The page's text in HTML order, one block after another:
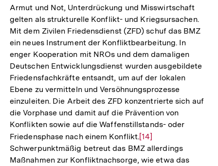
Armut und Not, Unterdrückung und Misswirtschaft
gelten als strukturelle Konflikt- und Kriegsursachen.
Mit dem Zivilen Friedensdienst (ZFD) schuf das BMZ
ein neues Instrument der Konfliktbearbeitung. In
enger Kooperation mit NROs und dem damaligen
Deutschen Entwicklungsdienst wurden ausgebildete
Friedensfachkräfte entsandt, um auf der lokalen
Ebene zu vermitteln und Versöhnungsprozesse
einzuleiten. Die Arbeit des ZFD konzentrierte sich auf
die Vorphase und damit auf die Prävention von
Konflikten sowie auf die Waffenstillstands- oder
Friedensphase nach einem Konflikt.Zur
Auflösung
der
[14]
Schwerpunktmäßig betreut das BMZ allerdings
Maßnahmen zur Konfliktnachsorge, wie etwa das